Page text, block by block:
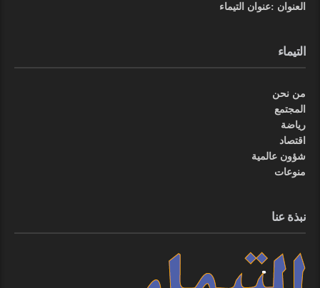
العنوان :عنوان التيماء
التيماء
من نحن
المجتمع
رياضة
اقتصاد
شؤون عالمية
منوعات
نبذة عنا